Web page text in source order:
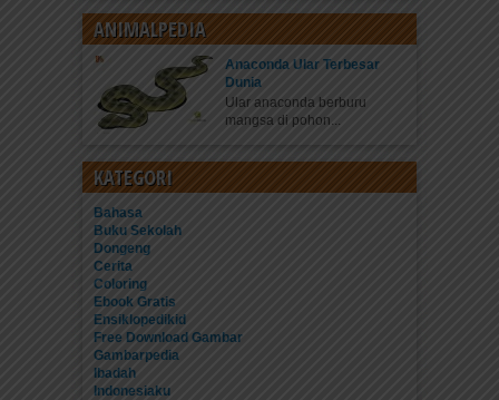
ANIMALPEDIA
Anaconda Ular Terbesar
Dunia
Ular anaconda berburu
mangsa di pohon...
KATEGORI
Bahasa
Buku Sekolah
Dongeng
Cerita
Coloring
Ebook Gratis
Ensiklopedikid
Free Download Gambar
Gambarpedia
Ibadah
Indonesiaku